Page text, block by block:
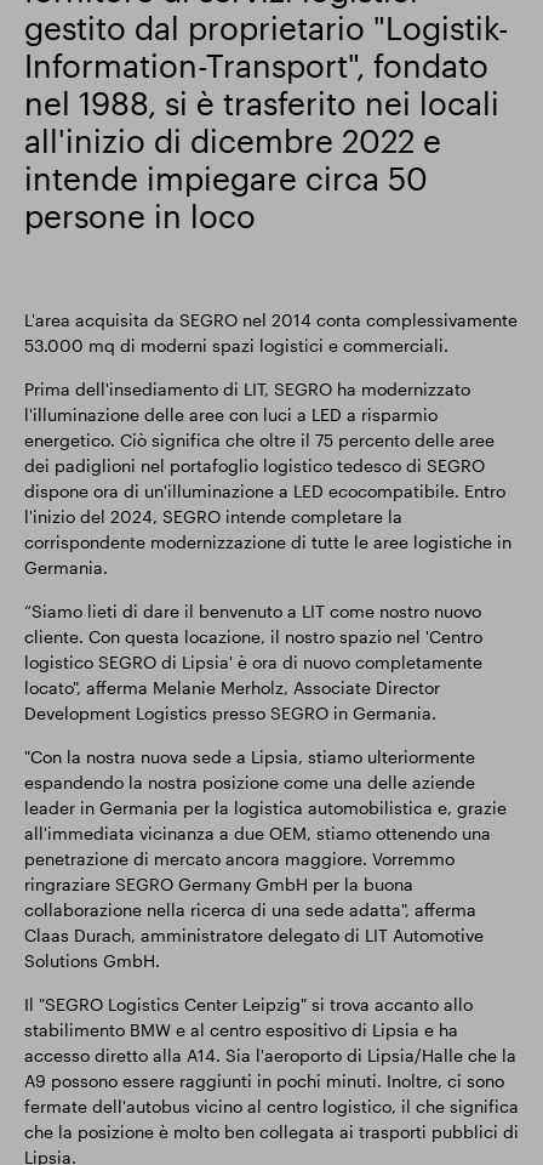
gestito dal proprietario "Logistik-
Information-Transport", fondato
nel 1988, si è trasferito nei locali
all'inizio di dicembre 2022 e
intende impiegare circa 50
persone in loco
L'area acquisita da SEGRO nel 2014 conta complessivamente
53.000 mq di moderni spazi logistici e commerciali.
Prima dell'insediamento di LIT, SEGRO ha modernizzato
l'illuminazione delle aree con luci a LED a risparmio
energetico. Ciò significa che oltre il 75 percento delle aree
dei padiglioni nel portafoglio logistico tedesco di SEGRO
dispone ora di un'illuminazione a LED ecocompatibile. Entro
l'inizio del 2024, SEGRO intende completare la
corrispondente modernizzazione di tutte le aree logistiche in
Germania.
“Siamo lieti di dare il benvenuto a LIT come nostro nuovo
cliente. Con questa locazione, il nostro spazio nel 'Centro
logistico SEGRO di Lipsia' è ora di nuovo completamente
locato", afferma Melanie Merholz, Associate Director
Development Logistics presso SEGRO in Germania.
"Con la nostra nuova sede a Lipsia, stiamo ulteriormente
espandendo la nostra posizione come una delle aziende
leader in Germania per la logistica automobilistica e, grazie
all'immediata vicinanza a due OEM, stiamo ottenendo una
penetrazione di mercato ancora maggiore. Vorremmo
ringraziare SEGRO Germany GmbH per la buona
collaborazione nella ricerca di una sede adatta", afferma
Claas Durach, amministratore delegato di LIT Automotive
Solutions GmbH.
Il "SEGRO Logistics Center Leipzig" si trova accanto allo
stabilimento BMW e al centro espositivo di Lipsia e ha
accesso diretto alla A14. Sia l'aeroporto di Lipsia/Halle che la
A9 possono essere raggiunti in pochi minuti. Inoltre, ci sono
fermate dell'autobus vicino al centro logistico, il che significa
che la posizione è molto ben collegata ai trasporti pubblici di
Lipsia.